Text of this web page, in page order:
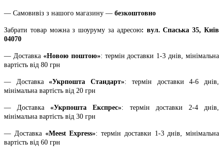
— Самовивіз з нашого магазину — безкоштовно
Забрати товар можна з шоуруму за адресою: вул. Спаська 35, Київ
04070
— Доставка «Новою поштою»: термін доставки 1-3 днів, мінімальна
вартість від 80 грн
— Доставка«Укрпошта Стандарт»: термін доставки 4-6 днів,
мінімальна вартість від 20 грн
— Доставка«Укрпошта Експрес»: термін доставки 2-4 днів,
мінімальна вартість від 30 грн
— Доставка «Meest Express»: термін доставки 1-3 днів, мінімальна
вартість від 60 грн